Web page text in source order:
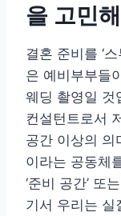
을 고민
결혼 준비를 ‘
은 예비부부들
웨딩 촬영일 것
컨설턴트로서
공간 이상의 의
이라는 공동체
‘준비 공간’ 또
기서 우리는 실